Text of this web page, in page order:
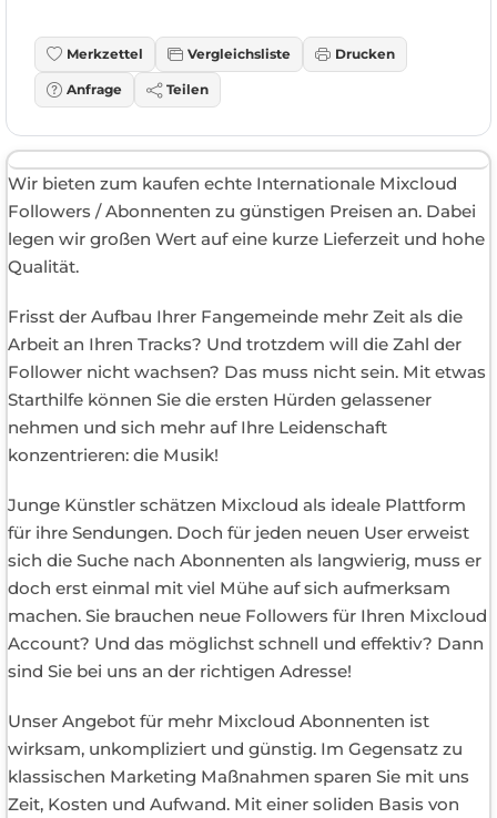
Merkzettel Vergleichsliste Drucken
Anfrage Teilen
Wir bieten zum kaufen echte Internationale Mixcloud
Followers / Abonnenten zu günstigen Preisen an. Dabei
legen wir großen Wert auf eine kurze Lieferzeit und hohe
Qualität.
Frisst der Aufbau Ihrer Fangemeinde mehr Zeit als die
Arbeit an Ihren Tracks? Und trotzdem will die Zahl der
Follower nicht wachsen? Das muss nicht sein. Mit etwas
Starthilfe können Sie die ersten Hürden gelassener
nehmen und sich mehr auf Ihre Leidenschaft
konzentrieren: die Musik!
Junge Künstler schätzen Mixcloud als ideale Plattform
für ihre Sendungen. Doch für jeden neuen User erweist
sich die Suche nach Abonnenten als langwierig, muss er
doch erst einmal mit viel Mühe auf sich aufmerksam
machen. Sie brauchen neue Followers für Ihren Mixcloud
Account? Und das möglichst schnell und effektiv? Dann
sind Sie bei uns an der richtigen Adresse!
Unser Angebot für mehr Mixcloud Abonnenten ist
wirksam, unkompliziert und günstig. Im Gegensatz zu
klassischen Marketing Maßnahmen sparen Sie mit uns
Zeit, Kosten und Aufwand. Mit einer soliden Basis von